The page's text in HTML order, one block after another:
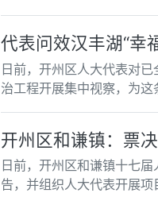
代表问效汉丰湖“幸
日前，开州区人大代表对
治工程开展集中视察，为这
开州区和谦镇：票
日前，开州区和谦镇十七
告，并组织人大代表开展